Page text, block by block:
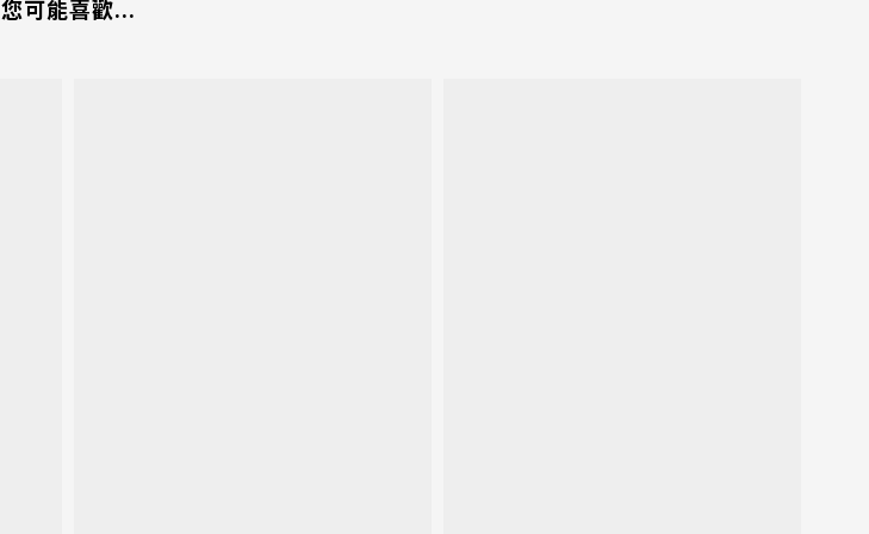
您可能喜歡...